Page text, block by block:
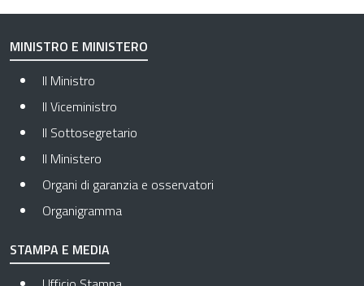
MINISTRO E MINISTERO
Il Ministro
Il Viceministro
Il Sottosegretario
Il Ministero
Organi di garanzia e osservatori
Organigramma
STAMPA E MEDIA